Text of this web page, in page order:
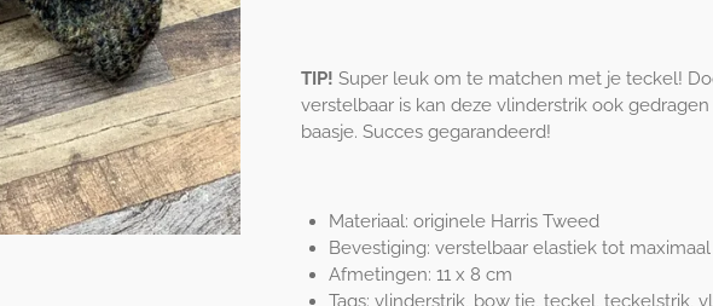
TIP! Super leuk om te matchen met je teckel!
verstelbaar is kan deze vlinderstrik ook
baasje. Succes gegarandeerd!
Materiaal: originele Harris Tweed
Bevestiging: verstelbaar elastiek tot
Afmetingen: 11 x 8 cm
Tags: vlinderstrik, bow tie, teckel, teckelstrik,